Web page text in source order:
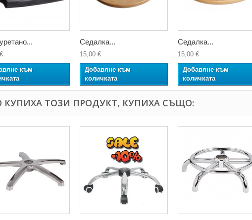
към
Седалка...
15,00 €
Добавяне към
количката
Седалка...
15,00 €
Добавяне към
количката
КУПИХА ТОЗИ ПРОДУКТ, КУПИХА СЪЩО: